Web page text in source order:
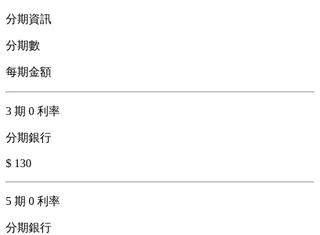
分期資訊
分期數
每期金額
3 期 0 利率
分期銀行
$ 130
5 期 0 利率
分期銀行